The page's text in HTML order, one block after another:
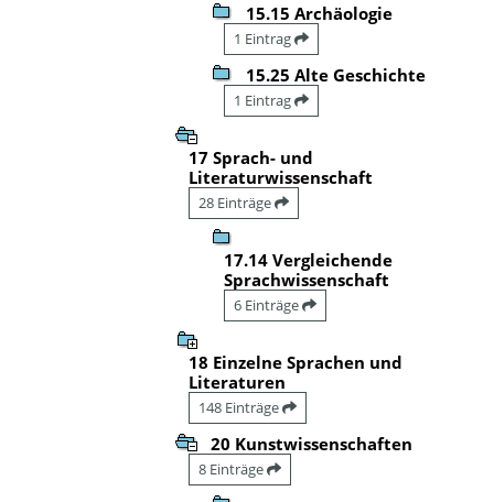
15.15 Archäologie
1 Eintrag
15.25 Alte Geschichte
1 Eintrag
17 Sprach- und
Literaturwissenschaft
28 Einträge
17.14 Vergleichende
Sprachwissenschaft
6 Einträge
18 Einzelne Sprachen und
Literaturen
148 Einträge
20 Kunstwissenschaften
8 Einträge